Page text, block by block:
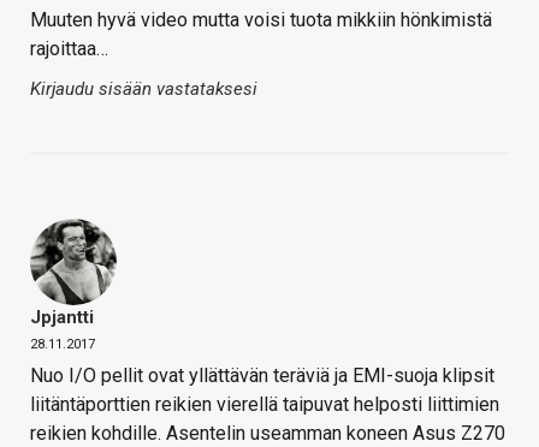
Muuten hyvä video mutta voisi tuota mikkiin hönkimistä
rajoittaa…
Kirjaudu sisään vastataksesi
Jpjantti
28.11.2017
Nuo I/O pellit ovat yllättävän teräviä ja EMI-suoja klipsit
liitäntäporttien reikien vierellä taipuvat helposti liittimien
reikien kohdille. Asentelin useamman koneen Asus Z270